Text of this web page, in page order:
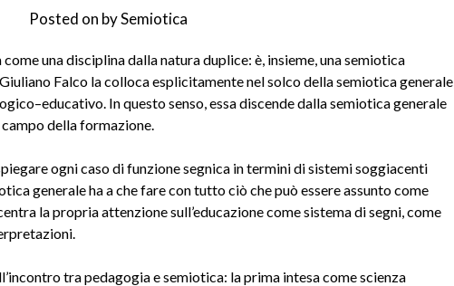
Posted on bySemiotica
una disciplina dalla natura duplice: è, insieme, una semiotica
Falco la colloca esplicitamente nel solco della semiotica generale,
In questo senso, essa discende dalla semiotica generale
della formazione.
ogni caso di funzione segnica in termini di sistemi soggiacenti
generale ha a che fare con tutto ciò che può essere assunto come
la propria attenzione sull’educazione come sistema di segni, come
tra pedagogia e semiotica: la prima intesa come scienza